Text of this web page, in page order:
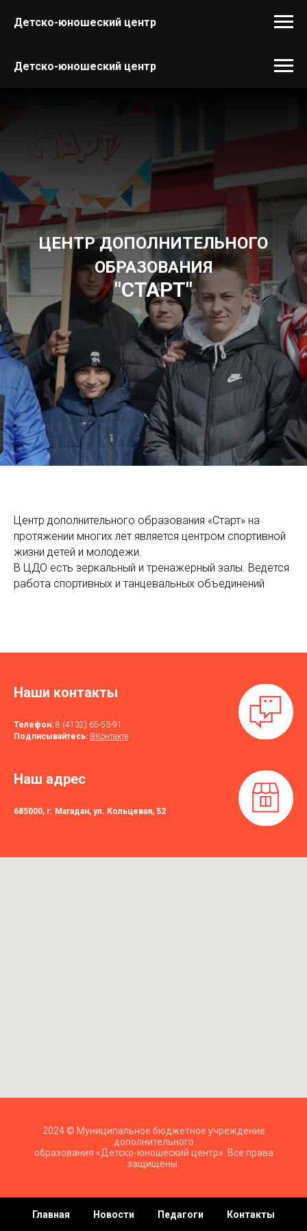
Детско-юношеский центр
Детско-юношеский центр
ЦЕНТР ДОПОЛНИТЕЛЬНОГО
ОБРАЗОВАНИЯ
"СТАРТ"
Центр дополнительного образования «Старт» на
протяжении многих лет является центром спортивной
жизни детей и молодежи.
В ЦДО есть зеркальный и тренажерный залы. Ведется
работа спортивных и танцевальных объединений
Наши контакты
Телефон: 8 (4132) 65-53-91
Подписывайтесь: ВКонтакте
Наш адрес
685000, г. Магадан, ул. Кольцевая, 52
2024 © Муниципальное бюджетное учреждение
дополнительного
образования «Детско-юношеский центр». Все права
защищены.
Главная Новости Педагоги Контакты